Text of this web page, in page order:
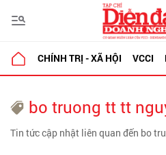
CHÍNH TRỊ - XÃ HỘI VCCI
bo truong tt tt
Tin tức cập nhật liên quan đến bo